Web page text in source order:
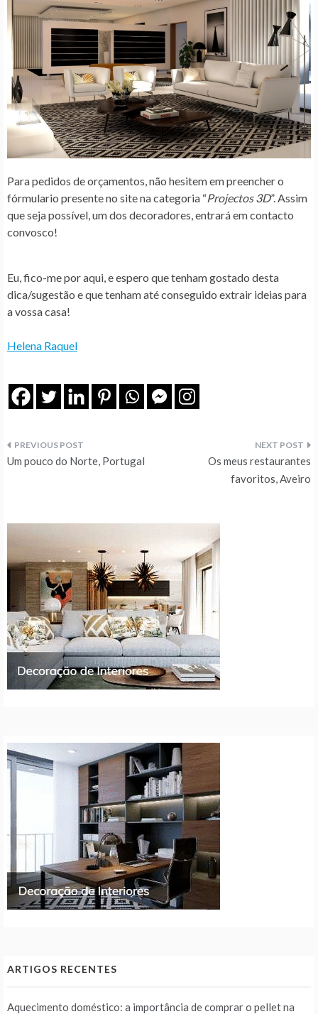
Para pedidos de orçamentos, não hesitem em preencher o
fórmulario presente no site na categoria “Projectos 3D”. Assim
que seja possível, um dos decoradores, entrará em contacto
convosco!
Eu, fico-me por aqui, e espero que tenham gostado desta
dica/sugestão e que tenham até conseguido extrair ideias para
a vossa casa!
Helena Raquel
Navegação
artigos
Um pouco do Norte, Portugal
Os meus restaurantes
favoritos, Aveiro
ARTIGOS RECENTES
Aquecimento doméstico: a importância de comprar o pellet na